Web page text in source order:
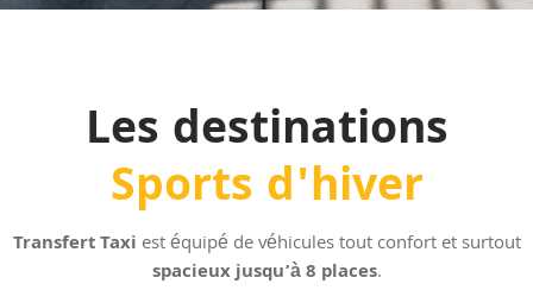
Les destinations
Sports d'hiver
Transfert Taxi est équipé de véhicules tout confort et surtout
spacieux jusqu’à 8 places.